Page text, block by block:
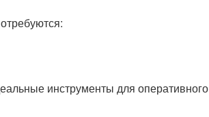
инструменты для оперативного